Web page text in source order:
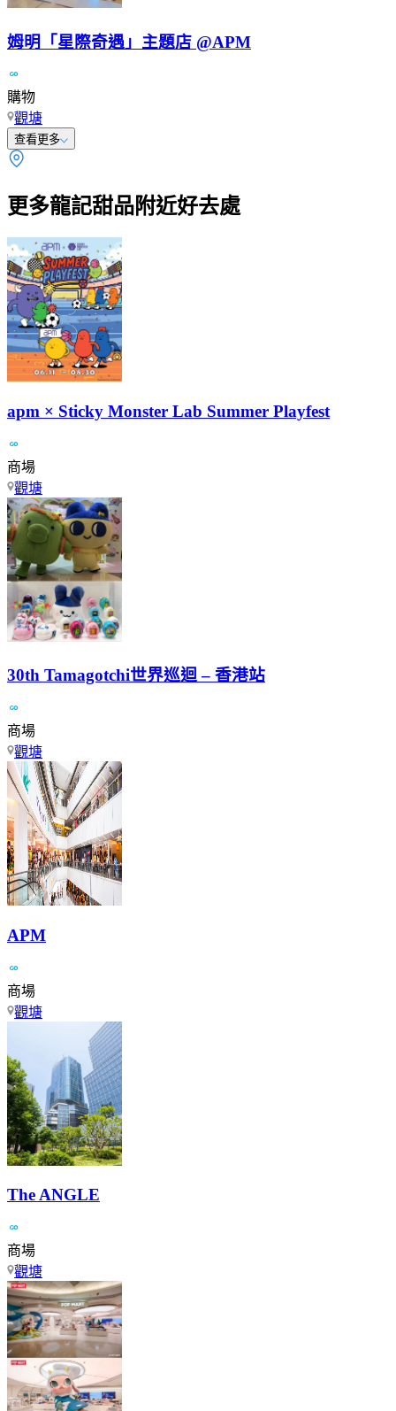
姆明「星際奇遇」主題店 @APM
購物
觀塘
查看更多
更多龍記甜品附近好去處
apm × Sticky Monster Lab Summer Playfest
商場
觀塘
30th Tamagotchi世界巡迴 – 香港站
商場
觀塘
APM
商場
觀塘
The ANGLE
商場
觀塘